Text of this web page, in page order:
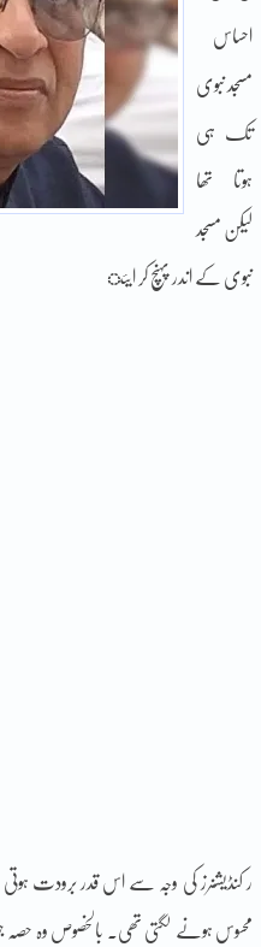
احساس
مسجد نبوی
تک ہی
ہوتا تھا
لیکن مسجد
نبوی کے اندر پہنچ کر ایئ
ر کنڈیشنرز کی وجہ سے اس قدر برودت
محسوس ہونے لگتی تھی۔ بالخصوص وہ